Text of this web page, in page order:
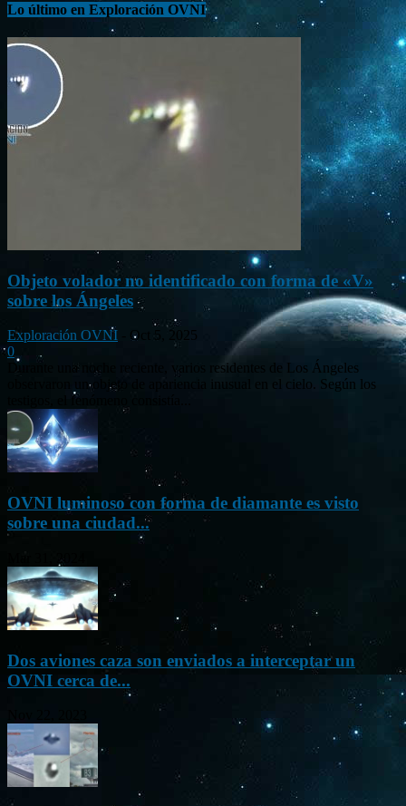
Lo último en Exploración OVNI
Objeto volador no identificado con forma de «V»
sobre los Ángeles
Exploración OVNI
Oct 5, 2025
0
Durante una noche reciente, varios residentes de Los Ángeles
observaron un objeto de apariencia inusual en el cielo. Según los
testigos, el fenómeno consistía...
OVNI luminoso con forma de diamante es visto
sobre una ciudad...
Dos aviones caza son enviados a interceptar un
OVNI cerca de...